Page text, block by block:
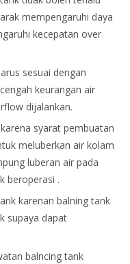
mempengaruhi daya
kecepatan over
sesuai dengan
keurangan air
dijalankan.
syarat pembuatan
meluberkan air kolam
luberan air pada
beroperasi .
karenan balning tank
supaya dapat
balncing tank